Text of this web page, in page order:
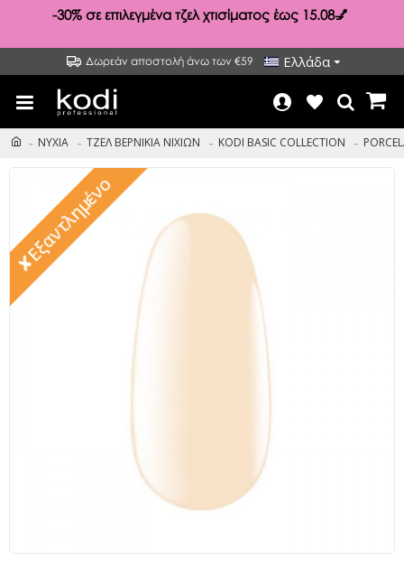
-30% σε επιλεγμένα τζελ χτισίματος έως 15.08💅
Δωρεάν αποστολή άνω των €59 Ελλάδα
ΝΥΧΙΑ ΤΖΕΛ ΒΕΡΝΙΚΙΑ ΝΙΧΙΩΝ KODI BASIC COLLECTION
✘Εξαντλημένο